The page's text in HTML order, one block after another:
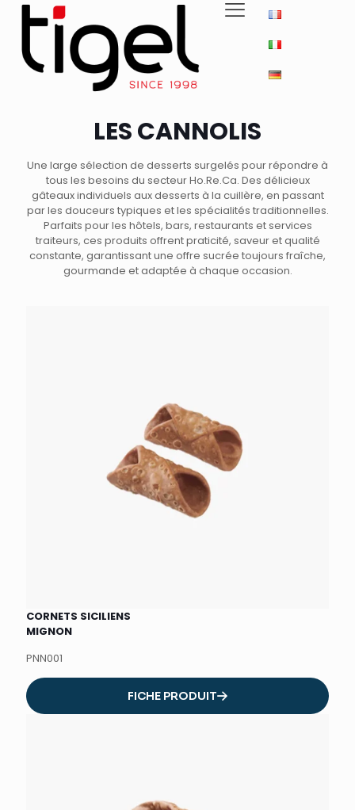
LES CANNOLIS
Une large sélection de desserts surgelés pour répondre à
tous les besoins du secteur Ho.Re.Ca. Des délicieux
gâteaux individuels aux desserts à la cuillère, en passant
par les douceurs typiques et les spécialités traditionnelles.
Parfaits pour les hôtels, bars, restaurants et services
traiteurs, ces produits offrent praticité, saveur et qualité
constante, garantissant une offre sucrée toujours fraîche,
gourmande et adaptée à chaque occasion.
CORNETS SICILIENS
MIGNON
PNN001
FICHE PRODUIT